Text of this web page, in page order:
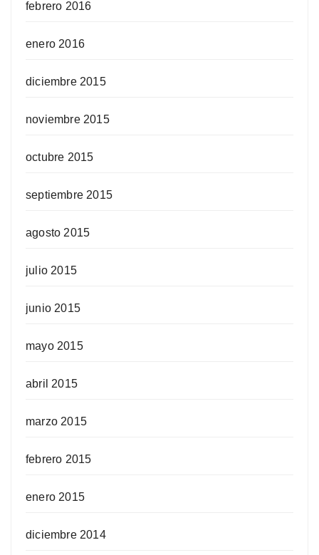
febrero 2016
enero 2016
diciembre 2015
noviembre 2015
octubre 2015
septiembre 2015
agosto 2015
julio 2015
junio 2015
mayo 2015
abril 2015
marzo 2015
febrero 2015
enero 2015
diciembre 2014